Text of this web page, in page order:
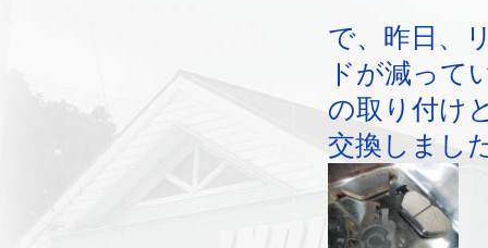
で、昨日、
ドが減って
の取り付け
交換しまし